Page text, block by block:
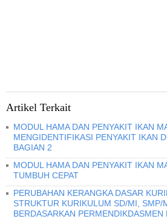
Artikel Terkait
MODUL HAMA DAN PENYAKIT IKAN
MENGIDENTIFIKASI PENYAKIT IKAN
BAGIAN 2
MODUL HAMA DAN PENYAKIT IKAN
TUMBUH CEPAT
PERUBAHAN KERANGKA DASAR
STRUKTUR KURIKULUM SD/MI, SMP/
BERDASARKAN